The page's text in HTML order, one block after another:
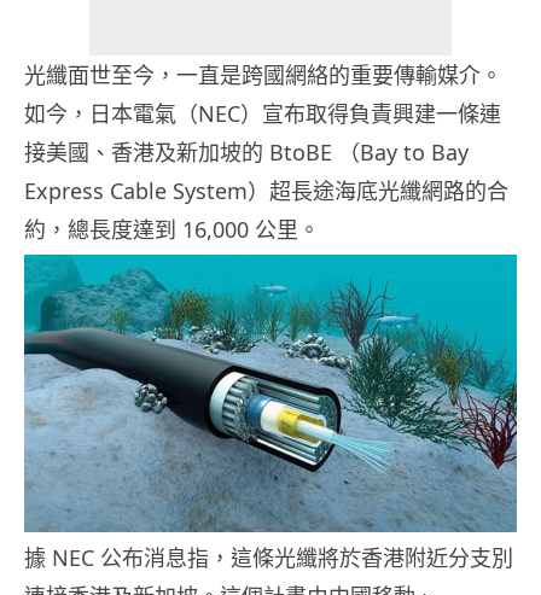
光纖面世至今，一直是跨國網絡的重要傳輸媒介。
如今，日本電氣（NEC）宣布取得負責興建一條連
接美國、香港及新加坡的 BtoBE （Bay to Bay
Express Cable System）超長途海底光纖網路的合
約，總長度達到 16,000 公里。
據 NEC 公布消息指，這條光纖將於香港附近分支別